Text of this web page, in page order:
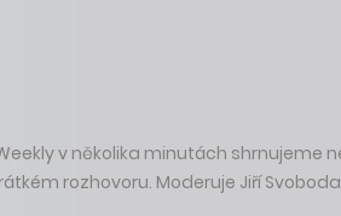
v několika minutách shrnujeme
rozhovoru. Moderuje Jiří